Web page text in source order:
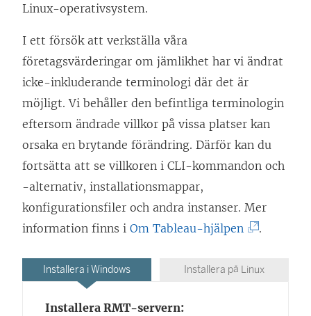
Linux-operativsystem.
I ett försök att verkställa våra
företagsvärderingar om jämlikhet har vi ändrat
icke-inkluderande terminologi där det är
möjligt. Vi behåller den befintliga terminologin
eftersom ändrade villkor på vissa platser kan
orsaka en brytande förändring. Därför kan du
fortsätta att se villkoren i CLI-kommandon och
-alternativ, installationsmappar,
konfigurationsfiler och andra instanser. Mer
information finns i Om Tableau-hjälpen
ä
.
Installera i Windows Installera på Linux
Installera RMT-servern: